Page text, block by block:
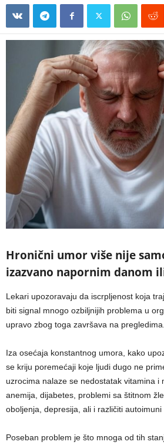
Hronični umor više nije
izazvano napornim danom
Lekari upozoravaju da iscrpljenost koja
biti signal mnogo ozbiljnijih problema u
upravo zbog toga završava na pregledima.
Iza osećaja konstantnog umora, kako
se kriju poremećaji koje ljudi dugo ne
uzrocima nalaze se nedostatak vitamina i
anemija, dijabetes, problemi sa štitnom
oboljenja, depresija, ali i različiti autoimuni
Poseban problem je što mnoga od tih